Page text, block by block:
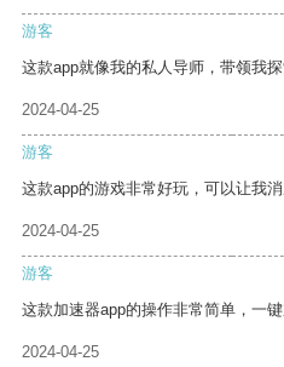
游客
这款app就像我的私人导师，带领我探
2024-04-25
游客
这款app的游戏非常好玩，可以让我消
2024-04-25
游客
这款加速器app的操作非常简单，一
2024-04-25